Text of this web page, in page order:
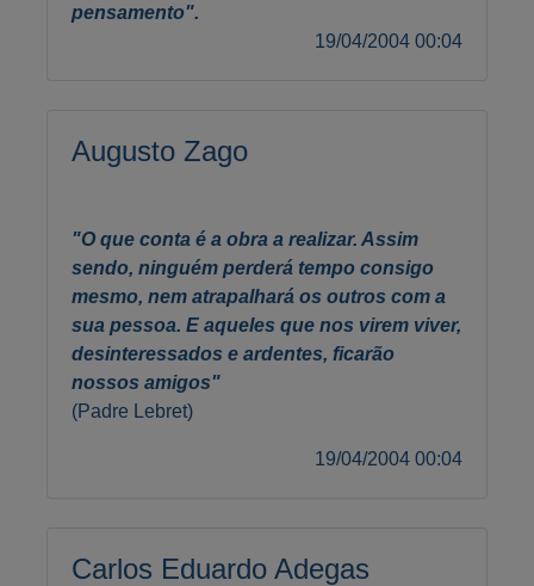
pensamento".
19/04/2004 00:04
Augusto Zago
"O que conta é a obra a realizar. Assim
sendo, ninguém perderá tempo consigo
mesmo, nem atrapalhará os outros com a
sua pessoa. E aqueles que nos virem viver,
desinteressados e ardentes, ficarão
nossos amigos"
(Padre Lebret)
19/04/2004 00:04
Carlos Eduardo Adegas